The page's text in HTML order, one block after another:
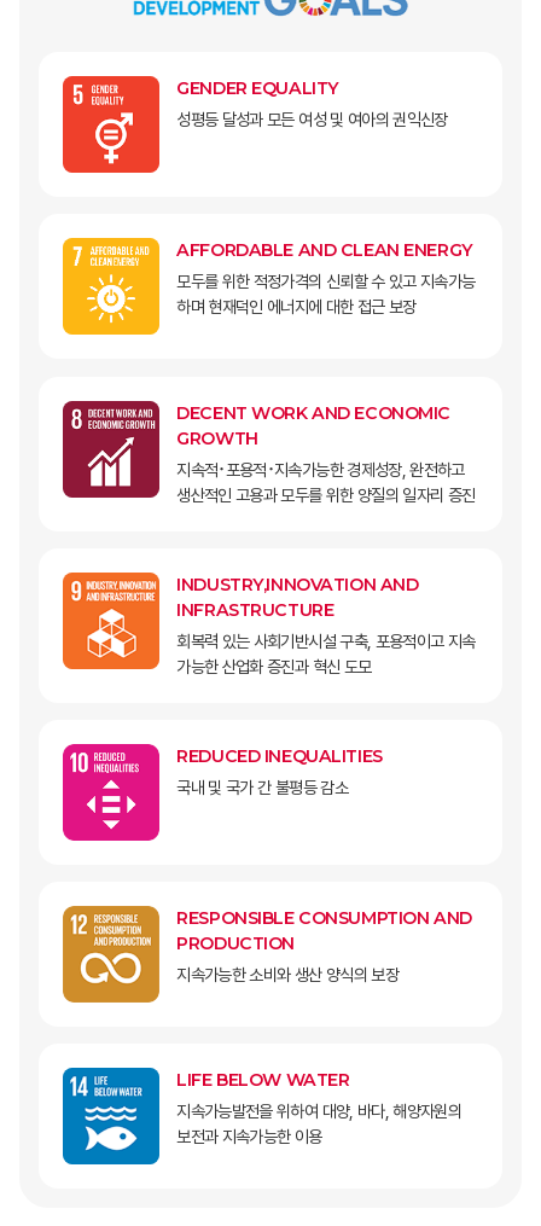
GENDER EQUALITY
성평등 달성과 모든 여성 및 여아의 권익신장
AFFORDABLE AND CLEAN ENERGY
모두를 위한 적정가격의 신뢰할 수 있고 지속가능
하며 현재덕인 에너지에 대한 접근 보장
DECENT WORK AND ECONOMIC
GROWTH
지속적･포용적･지속가능한 경제성장, 완전하고
생산적인 고용과 모두를 위한 양질의 일자리 증진
INDUSTRY,INNOVATION AND
INFRASTRUCTURE
회복력 있는 사회기반시설 구축, 포용적이고 지속
가능한 산업화 증진과 혁신 도모
REDUCED INEQUALITIES
국내 및 국가 간 불평등 감소
RESPONSIBLE CONSUMPTION AND
PRODUCTION
지속가능한 소비와 생산 양식의 보장
LIFE BELOW WATER
지속가능발전을 위하여 대양, 바다, 해양자원의
보전과 지속가능한 이용